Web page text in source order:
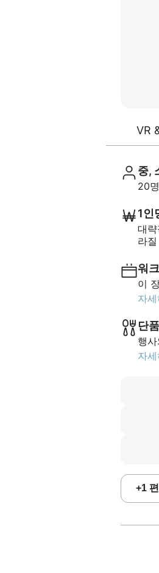
VR
중,
20
1인
대
라
워
이
자
단
행
자
+1